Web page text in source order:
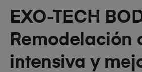
EXO-TECH
Remodelación
intensiva y